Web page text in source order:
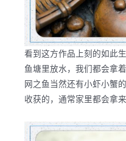
看到这方作品上刻的如此
鱼塘里放水，我们都会拿
网之鱼当然还有小虾小蟹
收获的，通常家里都会拿